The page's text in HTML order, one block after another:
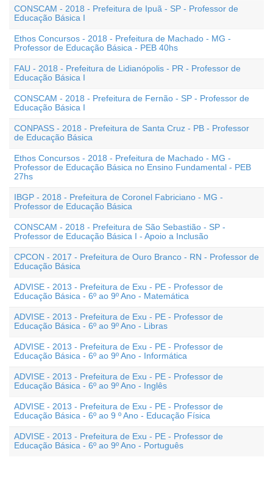
CONSCAM - 2018 - Prefeitura de Ipuã - SP - Professor de
Educação Básica I
Ethos Concursos - 2018 - Prefeitura de Machado - MG -
Professor de Educação Básica - PEB 40hs
FAU - 2018 - Prefeitura de Lidianópolis - PR - Professor de
Educação Básica I
CONSCAM - 2018 - Prefeitura de Fernão - SP - Professor de
Educação Básica I
CONPASS - 2018 - Prefeitura de Santa Cruz - PB - Professor
de Educação Básica
Ethos Concursos - 2018 - Prefeitura de Machado - MG -
Professor de Educação Básica no Ensino Fundamental - PEB
27hs
IBGP - 2018 - Prefeitura de Coronel Fabriciano - MG -
Professor de Educação Básica
CONSCAM - 2018 - Prefeitura de São Sebastião - SP -
Professor de Educação Básica I - Apoio a Inclusão
CPCON - 2017 - Prefeitura de Ouro Branco - RN - Professor de
Educação Básica
ADVISE - 2013 - Prefeitura de Exu - PE - Professor de
Educação Básica - 6º ao 9º Ano - Matemática
ADVISE - 2013 - Prefeitura de Exu - PE - Professor de
Educação Básica - 6º ao 9º Ano - Libras
ADVISE - 2013 - Prefeitura de Exu - PE - Professor de
Educação Básica - 6º ao 9º Ano - Informática
ADVISE - 2013 - Prefeitura de Exu - PE - Professor de
Educação Básica - 6º ao 9º Ano - Inglês
ADVISE - 2013 - Prefeitura de Exu - PE - Professor de
Educação Básica - 6º ao 9 º Ano - Educação Física
ADVISE - 2013 - Prefeitura de Exu - PE - Professor de
Educação Básica - 6º ao 9º Ano - Português